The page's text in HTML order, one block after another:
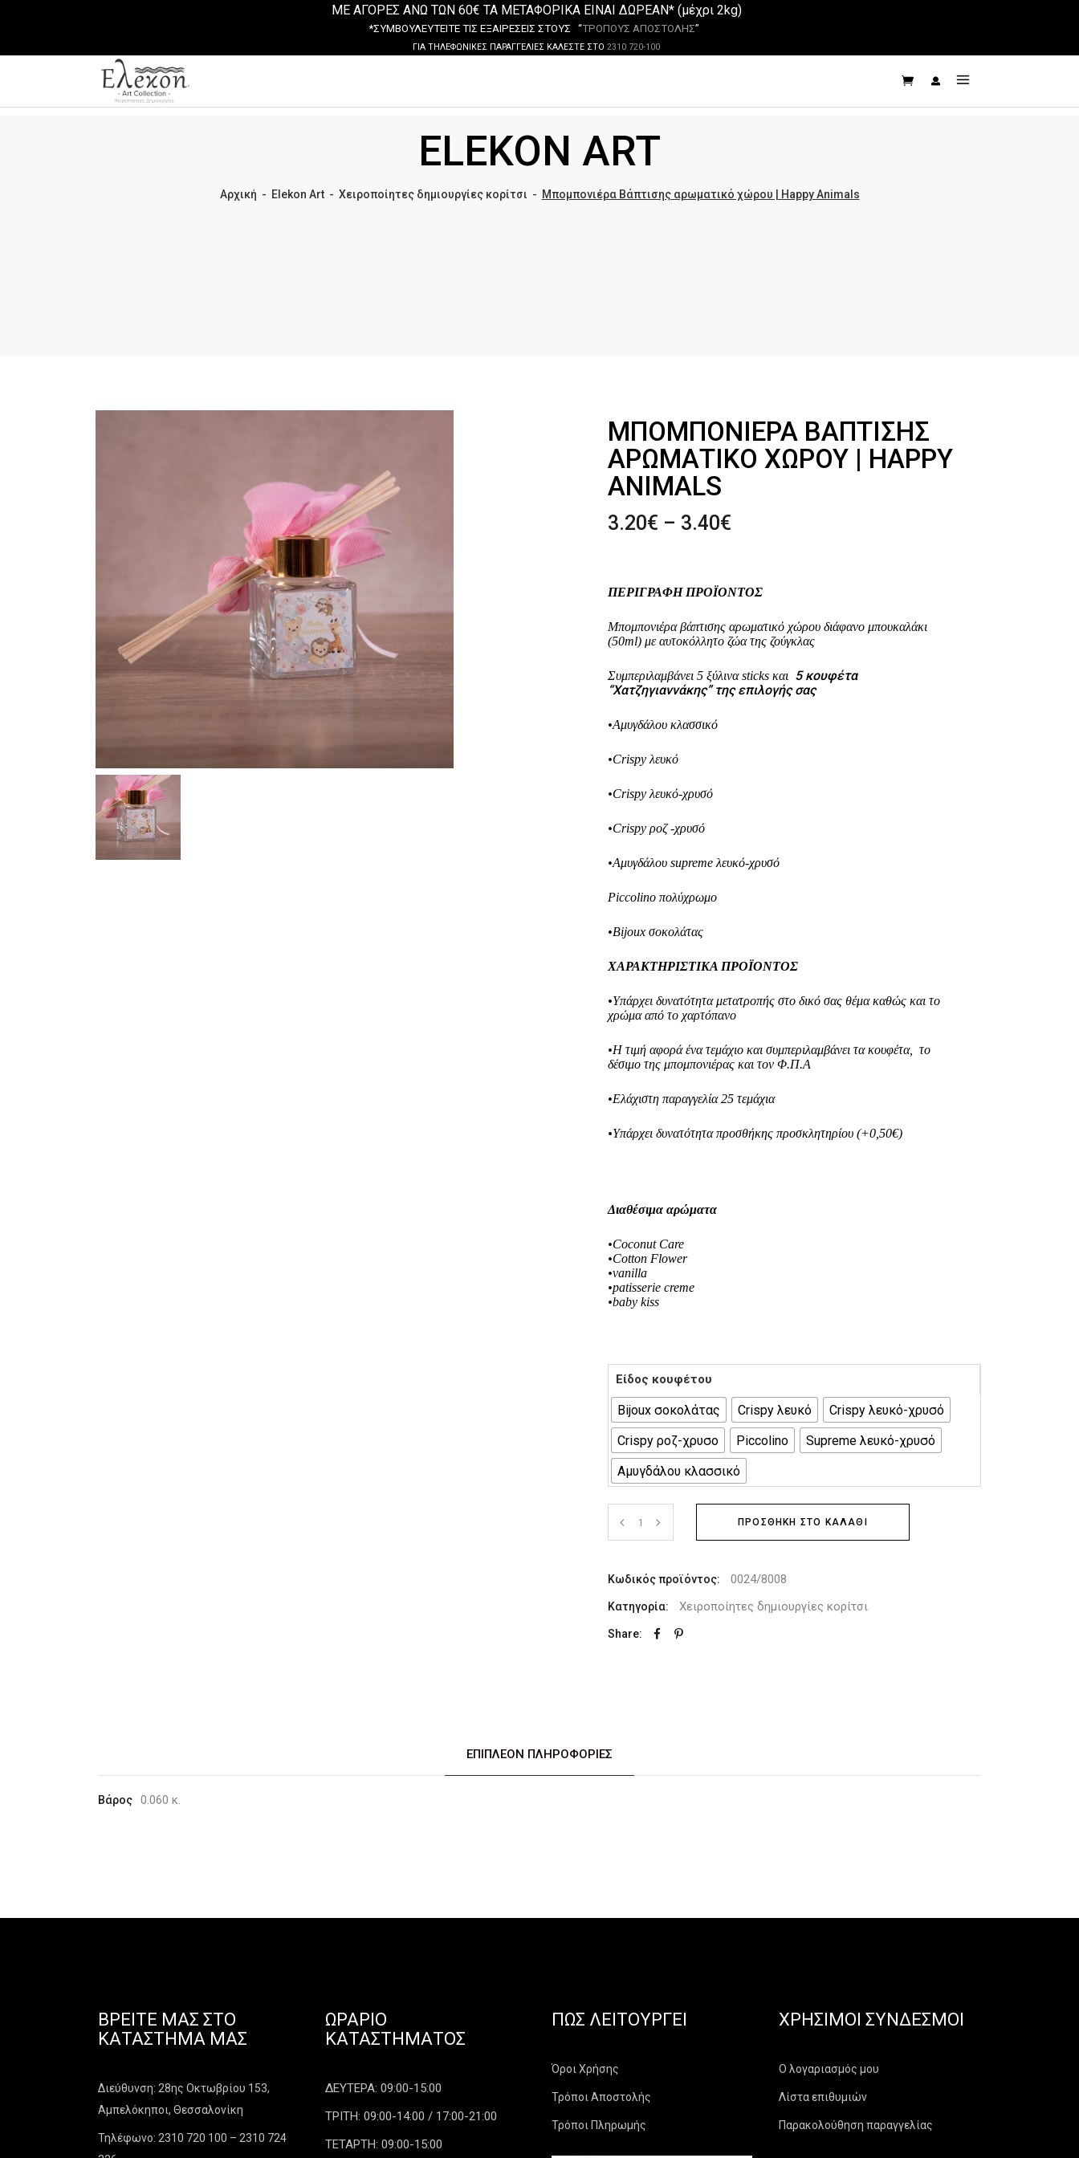
ΜΕ ΑΓΟΡΕΣ ΑΝΩ ΤΩΝ 60€ ΤΑ ΜΕΤΑΦΟΡΙΚΑ ΕΙΝΑΙ ΔΩΡΕΑΝ* (μέχρι 2kg)
*ΣΥΜΒΟΥΛΕΥΤΕΙΤΕ ΤΙΣ ΕΞΑΙΡΕΣΕΙΣ ΣΤΟΥΣ “ΤΡΟΠΟΥΣ ΑΠΟΣΤΟΛΗΣ”
ΓΙΑ ΤΗΛΕΦΩΝΙΚΕΣ ΠΑΡΑΓΓΕΛΙΕΣ ΚΑΛΕΣΤΕ ΣΤΟ 2310 720-100
ELEKON ART
Αρχική - Elekon Art- Χειροποίητες δημιουργίες κορίτσι - Μπομπονιέρα Βάπτισης αρωματικό χώρου | Happy Animals
ΜΠΟΜΠΟΝΙΈΡΑ ΒΆΠΤΙΣΗΣ
ΑΡΩΜΑΤΙΚΌ ΧΏΡΟΥ | HAPPY
ANIMALS
3.20€ – 3.40€
through
3.40€
ΠΕΡΙΓΡΑΦΗ ΠΡΟΪΟΝΤΟΣ
Μπομπονιέρα βάπτισης αρωματικό χώρου διάφανο μπουκαλάκι
(50ml) με αυτοκόλλητο ζώα της ζούγκλας
Συμπεριλαμβάνει 5 ξύλινα sticks και 5 κουφέτα
“Χατζηγιαννάκης” της επιλογής σας
•Αμυγδάλου κλασσικό
•Crispy λευκό
•Crispy λευκό-χρυσό
•Crispy ροζ -χρυσό
•Αμυγδάλου supreme λευκό-χρυσό
Piccolino πολύχρωμο
•Bijoux σοκολάτας
ΧΑΡΑΚΤΗΡΙΣΤΙΚΑ ΠΡΟΪΟΝΤΟΣ
•Υπάρχει δυνατότητα μετατροπής στο δικό σας θέμα καθώς και το
χρώμα από το χαρτόπανο
•Η τιμή αφορά ένα τεμάχιο και συμπεριλαμβάνει τα κουφέτα, το
δέσιμο της μπομπονιέρας και τον Φ.Π.Α
•Ελάχιστη παραγγελία 25 τεμάχια
•Υπάρχει δυνατότητα προσθήκης προσκλητηρίου (+0,50€)
Διαθέσιμα αρώματα
•Coconut Care
•Cotton Flower
•vanilla
•patisserie creme
•baby kiss
Είδος κουφέτου
Bijoux σοκολάτας Crispy λευκό
Crispy λευκό-χρυσό
Crispy ροζ-χρυσο
Piccolino
Supreme λευκό-χρυσό
Αμυγδάλου κλασσικό
ΠΡΟΣΘΉΚΗ ΣΤΟ ΚΑΛΆΘΙ
Κωδικός προϊόντος: 0024/8008
Κατηγορία: Χειροποίητες δημιουργίες κορίτσι
Share:
ΕΠΙΠΛΈΟΝ ΠΛΗΡΟΦΟΡΊΕΣ
Βάρος 0.060 κ.
ΒΡΕΊΤΕ ΜΑΣ ΣΤΟ
ΚΑΤΆΣΤΗΜΑ ΜΑΣ
Διεύθυνση: 28ης Οκτωβρίου 153,
Αμπελόκηποι, Θεσσαλονίκη
Τηλέφωνο: 2310 720 100 – 2310 724
ΩΡΆΡΙΟ
ΚΑΤΑΣΤΉΜΑΤΟΣ
ΔΕΥΤΕΡΑ: 09:00-15:00
ΤΡΙΤΗ: 09:00-14:00 / 17:00-21:00
ΤΕΤΑΡΤΗ: 09:00-15:00
ΠΏΣ ΛΕΙΤΟΥΡΓΕΊ
Όροι Χρήσης
Τρόποι Αποστολής
Τρόποι Πληρωμής
ΧΡΉΣΙΜΟΙ ΣΎΝΔΕΣΜΟΙ
Ο λογαριασμός μου
Λίστα επιθυμιών
Παρακολούθηση παραγγελίας